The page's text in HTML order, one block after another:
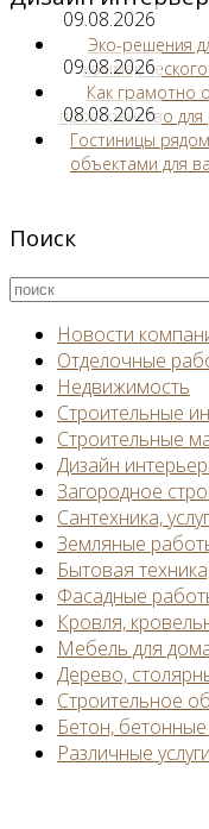
09.08.2026
Эко-решения
09.08.2026
Как грамотно
пространство
08.08.2026
Гостиницы
объектами для
Поиск
Новости
Отделочные
Недвижимость
Строительные
Строительные
Дизайн
Загородное
Сантехника,
Земляные
Бытовая
Фасадные
Кровля,
Мебель для
Дерево,
Строительное
Бетон,
Различные